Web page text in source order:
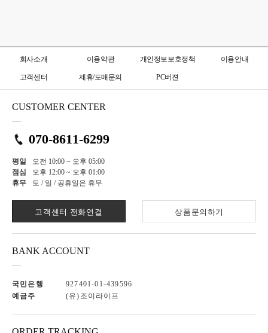
회사소개 이용약관 개인정보보호정책 이용안내
고객센터 제휴/도매문의 PC버젼
CUSTOMER CENTER
070-8611-6299
평일
오전 10:00 ~ 오후 05:00
점심
오후 12:00 ~ 오후 01:00
휴무
토 / 일 / 공휴일은 휴무
고객센터 전화연결 상품문의하기
BANK ACCOUNT
국민은행
927401-01-439596
예금주
(유)조이라이프